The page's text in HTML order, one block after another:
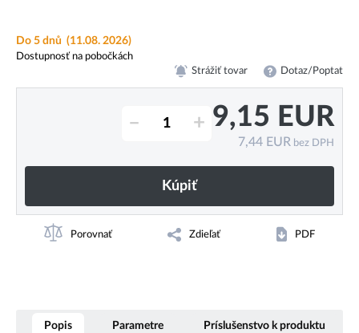
Do 5 dnů (11.08. 2026)
Dostupnosť na pobočkách
Strážiť tovar Dotaz/Poptat
– + 9,15 EUR
7,44 EUR bez DPH
Kúpiť
Porovnať Zdieľať PDF
Popis Parametre Príslušenstvo k produktu